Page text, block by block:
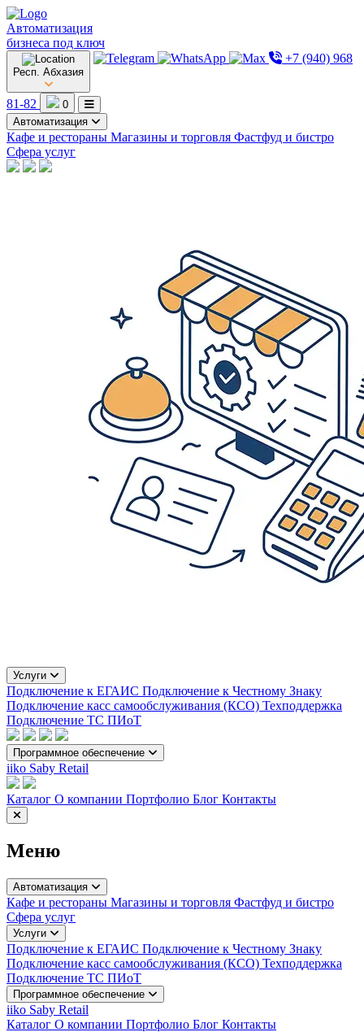
Автоматизация
бизнеса под ключ
Респ. Абхазия
+7 (940) 968
81-82
0
Автоматизация
Кафе и рестораны Магазины и торговля Фастфуд и бистро
Сфера услуг
Услуги
Подключение к ЕГАИС Подключение к Честному Знаку
Подключение касс самообслуживания (КСО) Техподдержка
Подключение ТС ПИоТ
Программное обеспечение
iiko Saby Retail
Каталог О компании Портфолио Блог Контакты
Меню
Автоматизация
Кафе и рестораны Магазины и торговля Фастфуд и бистро
Сфера услуг
Услуги
Подключение к ЕГАИС Подключение к Честному Знаку
Подключение касс самообслуживания (КСО) Техподдержка
Подключение ТС ПИоТ
Программное обеспечение
iiko Saby Retail
Каталог О компании Портфолио Блог Контакты